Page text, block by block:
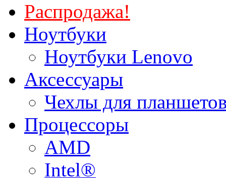
Распродажа!
Ноутбуки
Ноутбуки Lenovo
Аксессуары
Чехлы для
Процессоры
AMD
Intel®